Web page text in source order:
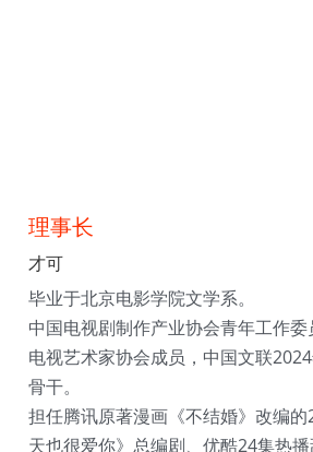
理事长
才可
毕业于北京电影学院文学系。
中国电视剧制作产业协会青年工作
电视艺术家协会成员，中国文联
骨干。
担任腾讯原著漫画《不结婚》改编
天也很爱你》总编剧、优酷24集热